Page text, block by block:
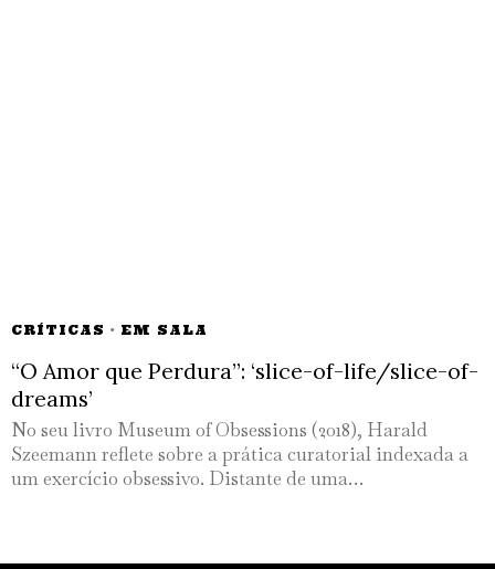
CRÍTICAS · EM SALA
“O Amor que Perdura”: ‘slice-of-life/slice-of-
dreams’
No seu livro Museum of Obsessions (2018), Harald
Szeemann reflete sobre a prática curatorial indexada a
um exercício obsessivo. Distante de uma…